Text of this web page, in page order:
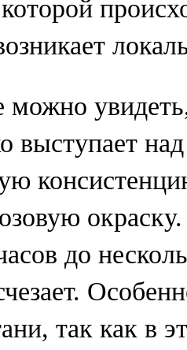
можно
выступает
до
так как в